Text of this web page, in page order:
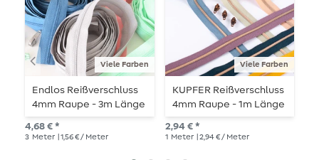
Viele Farben
Endlos Reißverschluss
4mm Raupe - 3m Länge
4,68 € *
3 Meter | 1,56 € / Meter
Viele Farben
KUPFER Reißverschluss
4mm Raupe - 1m Länge
- metallisiert
2,94 € *
1 Meter | 2,94 € / Meter